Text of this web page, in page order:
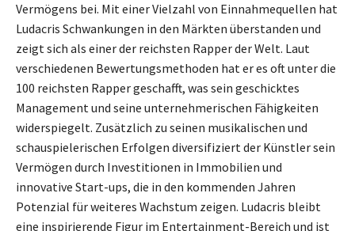
Vermögens bei. Mit einer Vielzahl von Einnahmequellen hat
Ludacris Schwankungen in den Märkten überstanden und
zeigt sich als einer der reichsten Rapper der Welt. Laut
verschiedenen Bewertungsmethoden hat er es oft unter die
100 reichsten Rapper geschafft, was sein geschicktes
Management und seine unternehmerischen Fähigkeiten
widerspiegelt. Zusätzlich zu seinen musikalischen und
schauspielerischen Erfolgen diversifiziert der Künstler sein
Vermögen durch Investitionen in Immobilien und
innovative Start-ups, die in den kommenden Jahren
Potenzial für weiteres Wachstum zeigen. Ludacris bleibt
eine inspirierende Figur im Entertainment-Bereich und ist